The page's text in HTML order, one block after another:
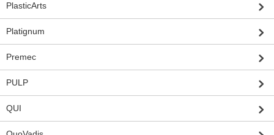
PlasticArts
Platignum
Premec
PULP
QUI